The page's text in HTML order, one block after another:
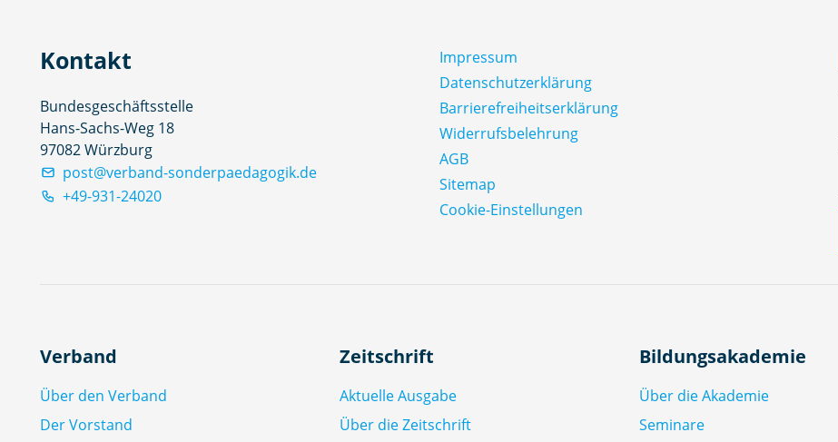
Kontakt
Bundesgeschäftsstelle
Hans-Sachs-Weg 18
97082 Würzburg
post@verband-sonderpaedagogik.de
+49-931-24020
Impressum
Datenschutz­erklärung
Barrierefreiheitserklärung
Widerrufsbelehrung
AGB
Sitemap
Cookie-Einstellungen
Verband
Über den Verband
Der Vorstand
Zeitschrift
Aktuelle Ausgabe
Über die Zeitschrift
Bildungsakademie
Über die Akademie
Seminare